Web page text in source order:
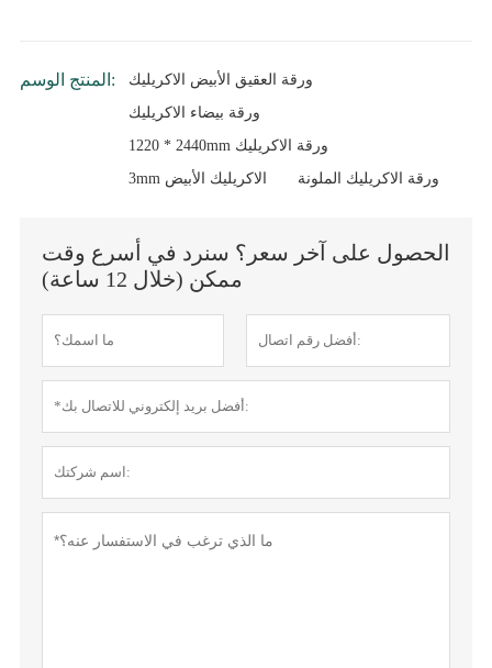
المنتج الوسم:
ورقة العقيق الأبيض الاكريليك
ورقة بيضاء الاكريليك
1220 * 2440mm ورقة الاكريليك
3mm الاكريليك الأبيض
ورقة الاكريليك الملونة
الحصول على آخر سعر؟ سنرد في أسرع وقت
ممكن (خلال 12 ساعة)